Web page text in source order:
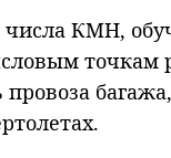
КМН,
точкам